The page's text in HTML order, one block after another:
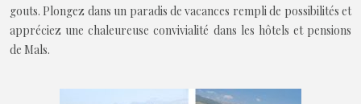
gouts. Plongez dans un paradis de vacances rempli de possibilités et
appréciez une chaleureuse convivialité dans les hôtels et pensions
de Mals.